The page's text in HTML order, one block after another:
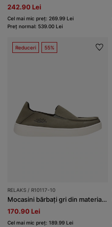
242.90 Lei
Cel mai mic preț: 269.99 Lei
Preț normal: 539.00 Lei
Reduceri 55%
RELAKS / R10117-10
Mocasini bărbați gri din material MicroPOLYtex
170.90 Lei
Cel mai mic preț: 189.99 Lei